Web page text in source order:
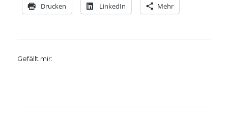
Drucken LinkedIn Mehr
Gefällt mir: